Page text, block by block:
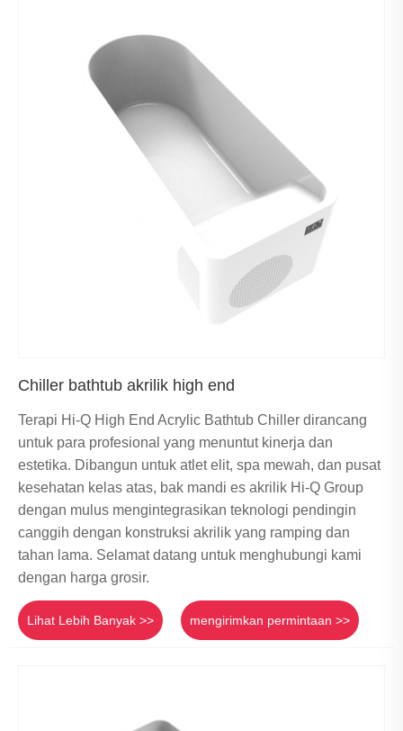
Chiller bathtub akrilik high end
Terapi Hi-Q High End Acrylic Bathtub Chiller dirancang
untuk para profesional yang menuntut kinerja dan
estetika. Dibangun untuk atlet elit, spa mewah, dan pusat
kesehatan kelas atas, bak mandi es akrilik Hi-Q Group
dengan mulus mengintegrasikan teknologi pendingin
canggih dengan konstruksi akrilik yang ramping dan
tahan lama. Selamat datang untuk menghubungi kami
dengan harga grosir.
Lihat Lebih Banyak >> mengirimkan permintaan >>